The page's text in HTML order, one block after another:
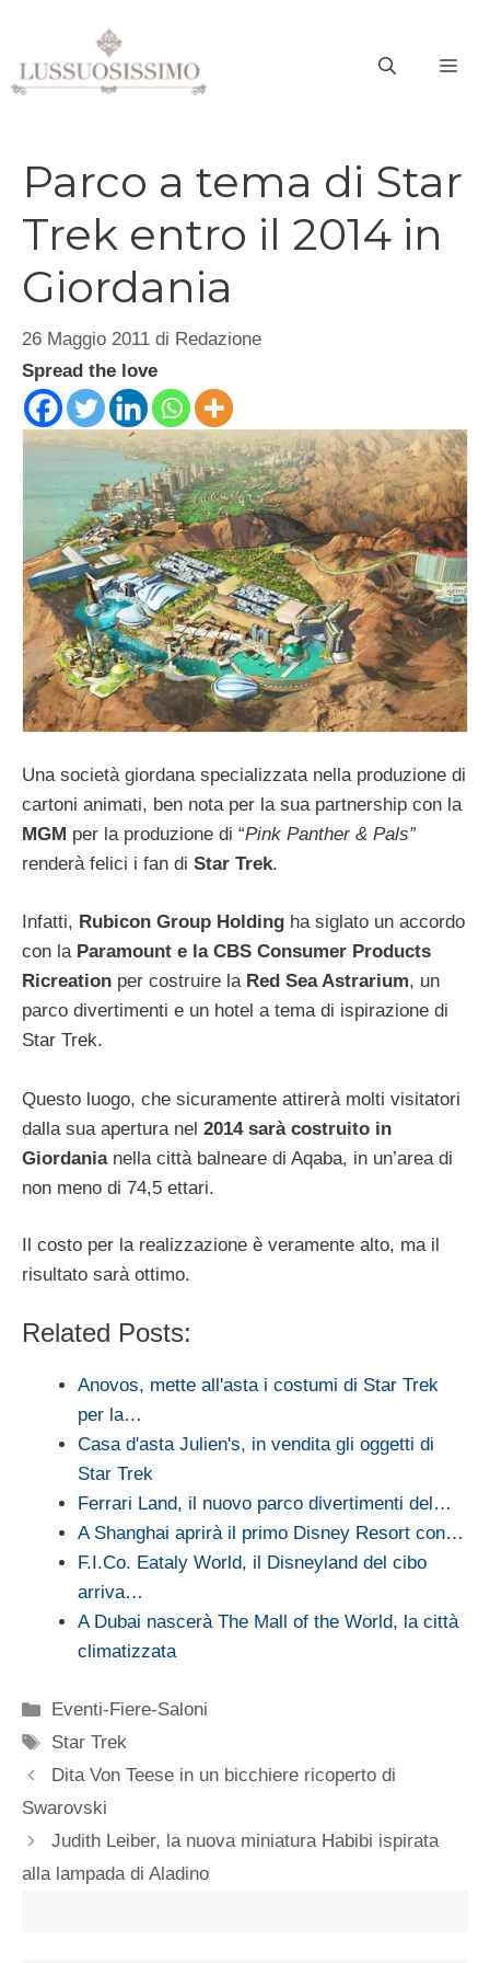
contenuto
Parco a tema di Star
Trek entro il 2014 in
Giordania
26 Maggio 2011 di Redazione
Spread the love
Una società giordana specializzata nella produzione di
cartoni animati, ben nota per la sua partnership con la
MGM per la produzione di “Pink Panther & Pals”
renderà felici i fan di Star Trek.
Infatti, Rubicon Group Holding ha siglato un accordo
con la Paramount e la CBS Consumer Products
Ricreation per costruire la Red Sea Astrarium, un
parco divertimenti e un hotel a tema di ispirazione di
Star Trek.
Questo luogo, che sicuramente attirerà molti visitatori
dalla sua apertura nel 2014 sarà costruito in
Giordania nella città balneare di Aqaba, in un’area di
non meno di 74,5 ettari.
Il costo per la realizzazione è veramente alto, ma il
risultato sarà ottimo.
Related Posts:
Anovos, mette all'asta i costumi di Star Trek
per la…
Casa d'asta Julien's, in vendita gli oggetti di
Star Trek
Ferrari Land, il nuovo parco divertimenti del…
A Shanghai aprirà il primo Disney Resort con…
F.I.Co. Eataly World, il Disneyland del cibo
arriva…
A Dubai nascerà The Mall of the World, la città
climatizzata
Categorie
Eventi-Fiere-Saloni
Tag
Star Trek
Dita Von Teese in un bicchiere ricoperto di
Swarovski
Judith Leiber, la nuova miniatura Habibi ispirata
alla lampada di Aladino